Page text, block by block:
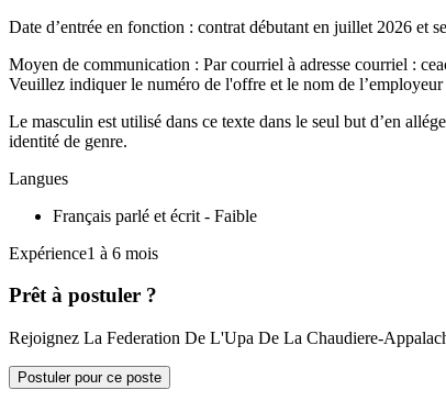
Date d’entrée en fonction : contrat débutant en juillet 2026 et
Moyen de communication : Par courriel à adresse courriel :
Veuillez indiquer le numéro de l'offre et le nom de
Le masculin est utilisé dans ce texte dans le seul but d’en
identité de genre.
Langues
Français parlé et écrit - Faible
Expérience1 à 6 mois
Prêt à postuler ?
Rejoignez La Federation De L'Upa De La Chaudiere-
Postuler pour ce poste